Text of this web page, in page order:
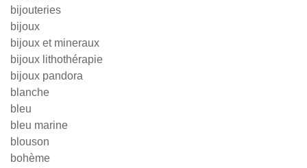
bijouteries
bijoux
bijoux et mineraux
bijoux lithothérapie
bijoux pandora
blanche
bleu
bleu marine
blouson
bohème